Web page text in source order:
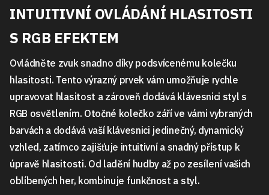
INTUITIVNÍ OVLÁDÁNÍ HLASITOSTI
S RGB EFEKTEM
Ovládněte zvuk snadno díky podsvícenému kolečku
hlasitosti. Tento výrazný prvek vám umožňuje rychle
upravovat hlasitost a zároveň dodává klávesnici styl s
RGB osvětlením. Otočné kolečko září ve vámi vybraných
barvách a dodává vaší klávesnici jedinečný, dynamický
vzhled, zatímco zajišťuje intuitivní a snadný přístup k
úpravě hlasitosti. Od ladění hudby až po zesílení vašich
oblíbených her, kombinuje funkčnost a styl.